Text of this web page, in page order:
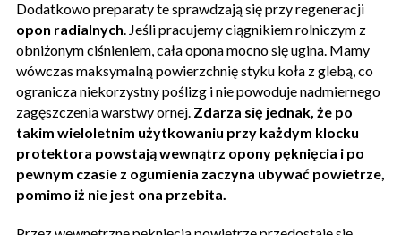
Dodatkowo preparaty te sprawdzają się przy regeneracji
opon radialnych . Jeśli pracujemy ciągnikiem rolniczym z
obniżonym ciśnieniem, cała opona mocno się ugina. Mamy
wówczas maksymalną powierzchnię styku koła z glebą, co
ogranicza niekorzystny poślizg i nie powoduje nadmiernego
zagęszczenia warstwy ornej. Zdarza się jednak, że po
takim wieloletnim użytkowaniu przy każdym klocku
protektora powstają wewnątrz opony pęknięcia i po
pewnym czasie z ogumienia zaczyna ubywać powietrze,
pomimo iż nie jest ona przebita.